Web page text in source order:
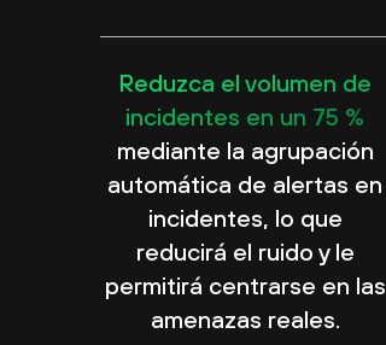
Reduzca el volumen de
incidentes en un 75 %
mediante la agrupación
automática de alertas en
incidentes, lo que
reducirá el ruido y le
permitirá centrarse en las
amenazas reales.